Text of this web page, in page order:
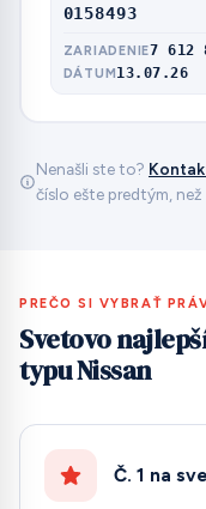
0158493
ZARIADENIE7 612
DÁTUM 13.07.26
Nenašli ste to?
číslo ešte predtým,
PREČO SI VYBRAŤ
Svetovo
typu Nissan
Č. 1 na